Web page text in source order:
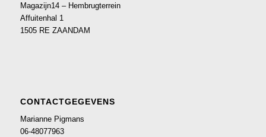
Magazijn14 – Hembrugterrein
Affuitenhal 1
1505 RE ZAANDAM
CONTACTGEGEVENS
Marianne Pigmans
06-48077963